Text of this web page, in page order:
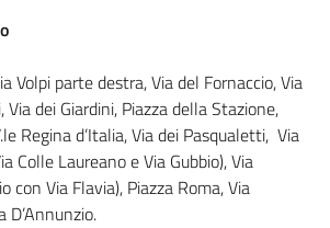
Volpi parte destra, Via del Fornaccio, Via
Via dei Giardini, Piazza della Stazione,
Regina d’Italia, Via dei Pasqualetti, Via
Colle Laureano e Via Gubbio), Via
con Via Flavia), Piazza Roma, Via
D’Annunzio.